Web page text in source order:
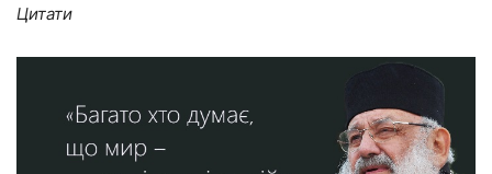
Цитати